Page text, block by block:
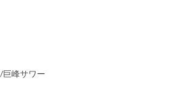
峰サワー